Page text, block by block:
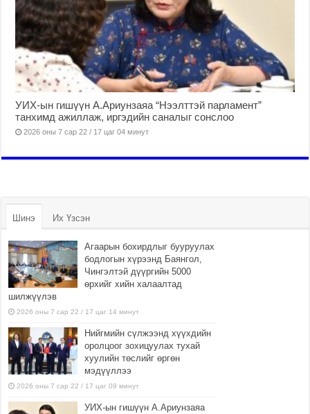
УИХ-ын гишүүн А.Ариунзаяа “Нээлттэй парламент”
танхимд ажиллаж, иргэдийн саналыг сонслоо
2026 оны 7 сар 22 / 17 цаг 04 минут
Шинэ Их Үзсэн
Агаарын бохирдлыг бууруулах
бодлогын хүрээнд Баянгол,
Чингэлтэй дүүргийн 5000
өрхийг хийн халаалтад
шилжүүлэв
2026 оны 7 сар 22 / 17 цаг 14 минут
Нийгмийн сүлжээнд хүүхдийн
оролцоог зохицуулах тухай
хуулийн төслийг өргөн
мэдүүллээ
2026 оны 7 сар 22 / 17 цаг 09 минут
УИХ-ын гишүүн А.Ариунзаяа